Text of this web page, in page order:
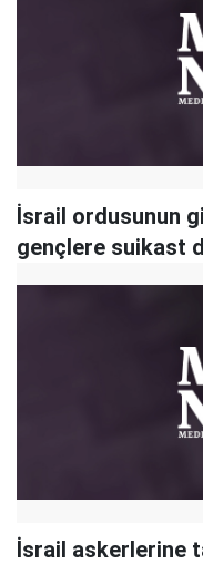
İsrail ordusunun
gençlere suikast
İsrail askerlerine